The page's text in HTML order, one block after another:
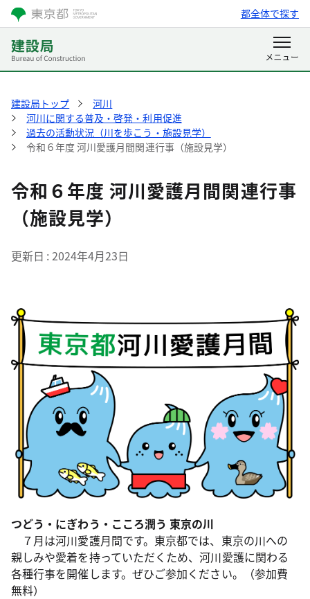
都全体で探す
建設局トップ
河川
河川に関する普及・啓発・利用促進
過去の活動状況（川を歩こう・施設見学）
令和６年度 河川愛護月間関連行事（施設見学）
令和６年度 河川愛護月間関連行事
（施設見学）
更新日 2024年4月23日
つどう・にぎわう・こころ潤う 東京の川
７月は河川愛護月間です。東京都では、東京の川への
親しみや愛着を持っていただくため、河川愛護に関わる
各種行事を開催します。ぜひご参加ください。（参加費
無料）